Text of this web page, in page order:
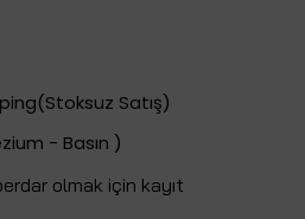
Satış)
- Basın )
olmak için kayıt